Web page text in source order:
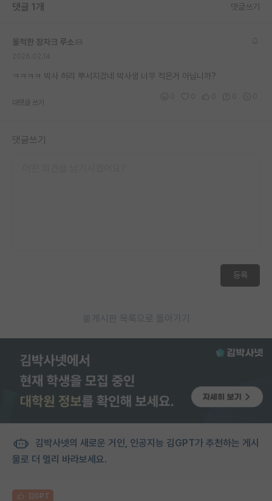
홍보 게시판
반도체 아카데미
댓글 1개 댓글쓰기
울적한 장자크 루소
ㅋㅋㅋㅋ 박사 허리 뿌서지겄네 박사생 너무 적은거 아닙니까?
대댓글 쓰기
댓글쓰기
등록
게시판 목록으로 돌아가기
김박사넷의 새로운 거인, 인공지능 김GPT가 추천하는 게시
물로 더 멀리 바라보세요.
김GPT